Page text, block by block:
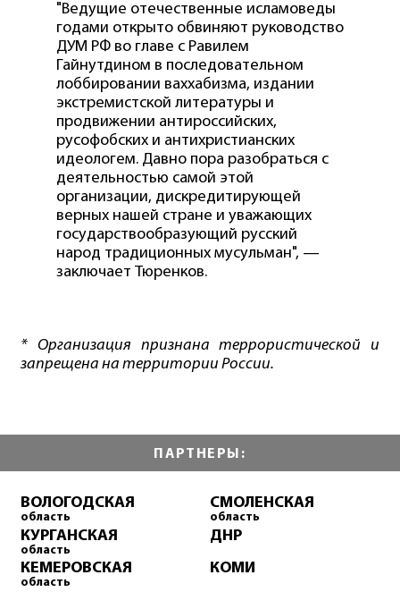
"Ведущие отечественные исламоведы
годами открыто обвиняют руководство
ДУМ РФ во главе с Равилем
Гайнутдином в последовательном
лоббировании ваххабизма, издании
экстремистской литературы и
продвижении антироссийских,
русофобских и антихристианских
идеологем. Давно пора разобраться с
деятельностью самой этой
организации, дискредитирующей
верных нашей стране и уважающих
государствообразующий русский
народ традиционных мусульман", —
заключает Тюренков.
* Организация признана террористической и
запрещена на территории России.
ПАРТНЕРЫ:
ВОЛОГОДСКАЯ
область
КУРГАНСКАЯ
область
КЕМЕРОВСКАЯ
область
СМОЛЕНСКАЯ
область
ДНР
КОМИ